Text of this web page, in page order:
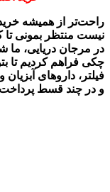
راحت‌تر از همیشه خرید
نیست منتظر بمونی
در مرجان دریایی، ما
چکی فراهم کردیم تا
فیلتر، داروهای
و در چند قسط